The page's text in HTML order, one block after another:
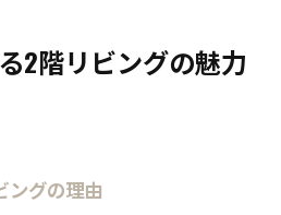
2階リビングの魅力
ングの理由